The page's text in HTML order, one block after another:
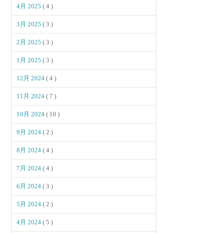
4月 2025( 4 )
3月 2025( 3 )
2月 2025( 3 )
1月 2025( 3 )
12月 2024( 4 )
11月 2024( 7 )
10月 2024( 10 )
9月 2024( 2 )
8月 2024( 4 )
7月 2024( 4 )
6月 2024( 3 )
5月 2024( 2 )
4月 2024( 5 )